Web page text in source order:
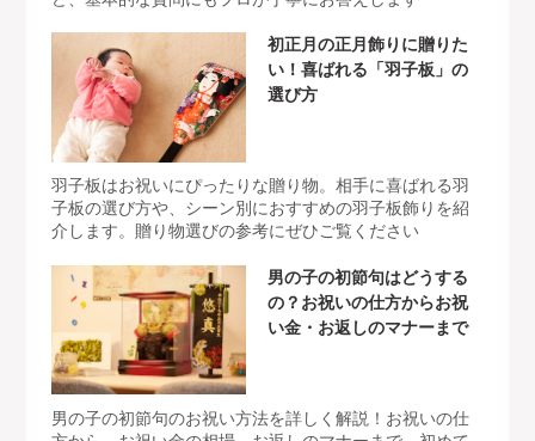
初正月の正月飾りに贈りた
い！喜ばれる「羽子板」の
選び方
羽子板はお祝いにぴったりな贈り物。相手に喜ばれる羽
子板の選び方や、シーン別におすすめの羽子板飾りを紹
介します。贈り物選びの参考にぜひご覧ください
男の子の初節句はどうする
の？お祝いの仕方からお祝
い金・お返しのマナーまで
男の子の初節句のお祝い方法を詳しく解説！お祝いの仕